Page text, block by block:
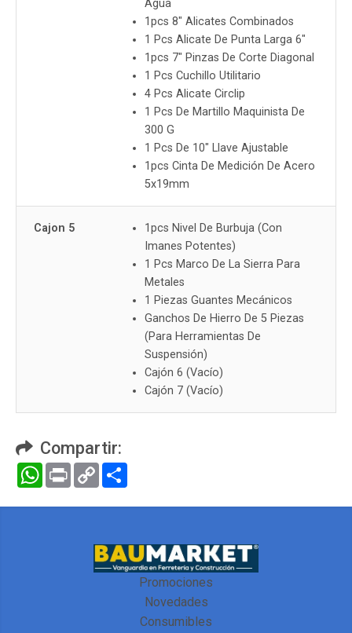
Agua
1pcs 8" Alicates Combinados
1 Pcs Alicate De Punta Larga 6"
1pcs 7" Pinzas De Corte Diagonal
1 Pcs Cuchillo Utilitario
4 Pcs Alicate Circlip
1 Pcs De Martillo Maquinista De
300 G
1 Pcs De 10" Llave Ajustable
1pcs Cinta De Medición De Acero
5x19mm
Cajon 5
1pcs Nivel De Burbuja (Con
Imanes Potentes)
1 Pcs Marco De La Sierra Para
Metales
1 Piezas Guantes Mecánicos
Ganchos De Hierro De 5 Piezas
(Para Herramientas De
Suspensión)
Cajón 6 (Vacío)
Cajón 7 (Vacío)
Compartir:
WhatsApp
Print Copy
Link
Promociones
Novedades
Consumibles